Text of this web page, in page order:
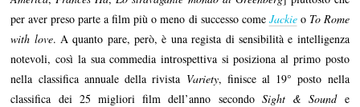
per aver preso parte a film più o meno di successo come Jackieo To Rome
with love. A quanto pare, però, è una regista di sensibilità e intelligenza
notevoli, così la sua commedia introspettiva si posiziona al primo posto
nella classifica annuale della rivista Variety, finisce al 19° posto nella
classifica dei 25 migliori film dell’anno secondo Sight & Sounde